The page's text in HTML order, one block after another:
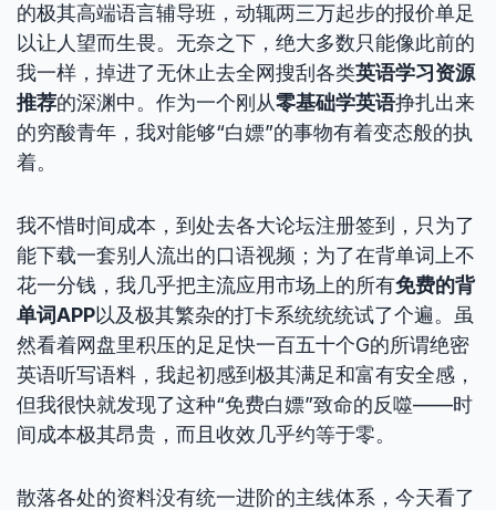
的极其高端语言辅导班，动辄两三万起步的报价单足
以让人望而生畏。无奈之下，绝大多数只能像此前的
我一样，掉进了无休止去全网搜刮各类英语学习资源
推荐的深渊中。作为一个刚从零基础学英语挣扎出来
的穷酸青年，我对能够“白嫖”的事物有着变态般的执
着。
我不惜时间成本，到处去各大论坛注册签到，只为了
能下载一套别人流出的口语视频；为了在背单词上不
花一分钱，我几乎把主流应用市场上的所有免费的背
单词APP以及极其繁杂的打卡系统统统试了个遍。虽
然看着网盘里积压的足足快一百五十个G的所谓绝密
英语听写语料，我起初感到极其满足和富有安全感，
但我很快就发现了这种“免费白嫖”致命的反噬——时
间成本极其昂贵，而且收效几乎约等于零。
散落各处的资料没有统一进阶的主线体系，今天看了